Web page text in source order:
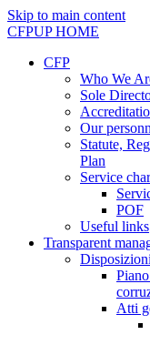
Skip to main content
CFPUPHOME
CFP
Who We
Sole
Our
Statute,
Plan
Service
POF
Useful links
Transparent
Atti